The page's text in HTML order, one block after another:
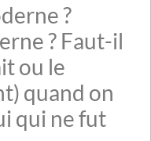
?
? Faut-il
ou le
quand on
qui ne fut